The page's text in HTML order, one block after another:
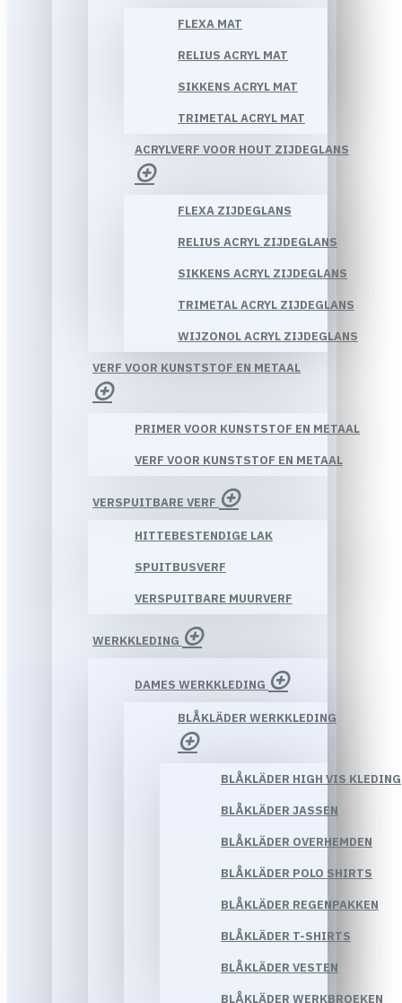
FLEXA MAT
RELIUS ACRYL MAT
SIKKENS ACRYL MAT
TRIMETAL ACRYL MAT
ACRYLVERF VOOR HOUT ZIJDEGLANS
FLEXA ZIJDEGLANS
RELIUS ACRYL ZIJDEGLANS
SIKKENS ACRYL ZIJDEGLANS
TRIMETAL ACRYL ZIJDEGLANS
WIJZONOL ACRYL ZIJDEGLANS
VERF VOOR KUNSTSTOF EN METAAL
PRIMER VOOR KUNSTSTOF EN METAAL
VERF VOOR KUNSTSTOF EN METAAL
VERSPUITBARE VERF
HITTEBESTENDIGE LAK
SPUITBUSVERF
VERSPUITBARE MUURVERF
WERKKLEDING
DAMES WERKKLEDING
BLÅKLÄDER WERKKLEDING
BLÅKLÄDER HIGH VIS KLEDING
BLÅKLÄDER JASSEN
BLÅKLÄDER OVERHEMDEN
BLÅKLÄDER POLO SHIRTS
BLÅKLÄDER REGENPAKKEN
BLÅKLÄDER T-SHIRTS
BLÅKLÄDER VESTEN
BLÅKLÄDER WERKBROEKEN